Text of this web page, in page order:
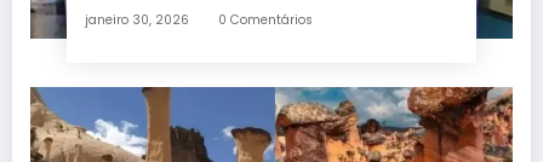
janeiro 30, 2026 0 Comentários